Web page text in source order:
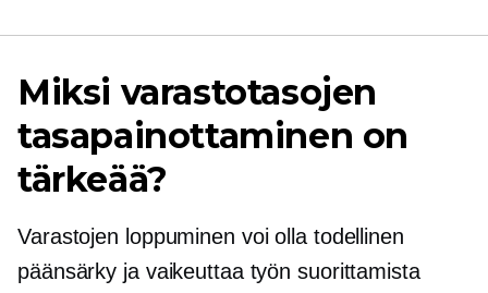
Miksi varastotasojen
tasapainottaminen on
tärkeää?
Varastojen loppuminen voi olla todellinen
päänsärky ja vaikeuttaa työn suorittamista